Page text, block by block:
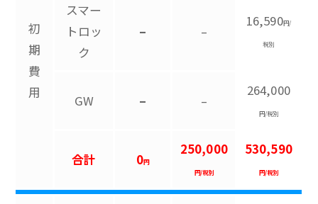
初
期
費
用
スマー
トロッ
ク
– –
16,590円/
税別
GW – –
264,000
円/税別
合計 0円
250,000
円/税別
530,590
円/税別